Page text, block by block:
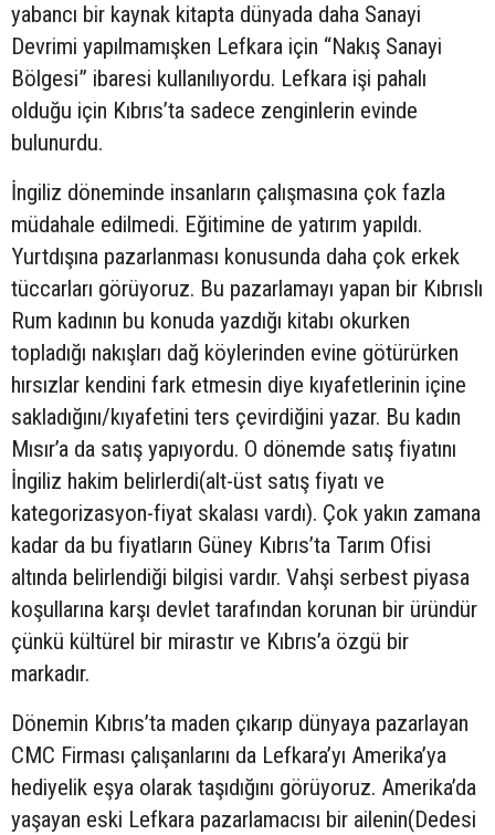
yabancı bir kaynak kitapta dünyada daha Sanayi
Devrimi yapılmamışken Lefkara için “Nakış Sanayi
Bölgesi” ibaresi kullanılıyordu. Lefkara işi pahalı
olduğu için Kıbrıs’ta sadece zenginlerin evinde
bulunurdu.
İngiliz döneminde insanların çalışmasına çok fazla
müdahale edilmedi. Eğitimine de yatırım yapıldı.
Yurtdışına pazarlanması konusunda daha çok erkek
tüccarları görüyoruz. Bu pazarlamayı yapan bir Kıbrıslı
Rum kadının bu konuda yazdığı kitabı okurken
topladığı nakışları dağ köylerinden evine götürürken
hırsızlar kendini fark etmesin diye kıyafetlerinin içine
sakladığını/kıyafetini ters çevirdiğini yazar. Bu kadın
Mısır’a da satış yapıyordu. O dönemde satış fiyatını
İngiliz hakim belirlerdi(alt-üst satış fiyatı ve
kategorizasyon-fiyat skalası vardı). Çok yakın zamana
kadar da bu fiyatların Güney Kıbrıs’ta Tarım Ofisi
altında belirlendiği bilgisi vardır. Vahşi serbest piyasa
koşullarına karşı devlet tarafından korunan bir üründür
çünkü kültürel bir mirastır ve Kıbrıs’a özgü bir
markadır.
Dönemin Kıbrıs’ta maden çıkarıp dünyaya pazarlayan
CMC Firması çalışanlarını da Lefkara’yı Amerika’ya
hediyelik eşya olarak taşıdığını görüyoruz. Amerika’da
yaşayan eski Lefkara pazarlamacısı bir ailenin(Dedesi